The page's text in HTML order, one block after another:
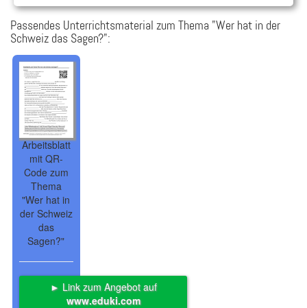
Passendes Unterrichtsmaterial zum Thema "Wer hat in der
Schweiz das Sagen?":
Arbeitsblatt
mit QR-
Code zum
Thema
"Wer hat in
der Schweiz
das
Sagen?"
► Link zum Angebot auf
www.eduki.com